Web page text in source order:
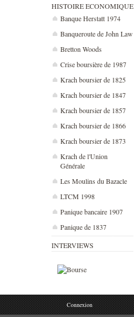
HISTOIRE ECONOMIQUE
Banque Herstatt 1974
Banqueroute de John Law
Bretton Woods
Crise boursière de 1987
Krach boursier de 1825
Krach boursier de 1847
Krach boursier de 1857
Krach boursier de 1866
Krach boursier de 1873
Krach de l'Union
Générale
Les Moulins du Bazacle
LTCM 1998
Panique bancaire 1907
Panique de 1837
INTERVIEWS
Connexion